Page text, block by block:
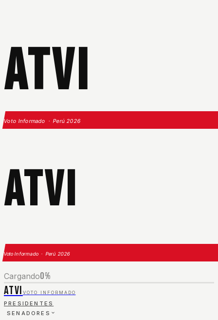
ATVI
Voto Informado · Perú 2026
ATVI
Voto Informado · Perú 2026
Cargando0%
ATVI VOTO INFORMADO
PRESIDENTES
SENADORES